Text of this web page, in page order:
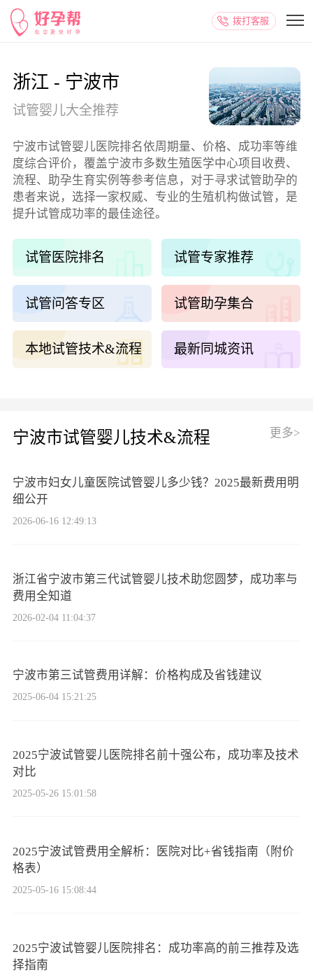
拨打客服
浙江 - 宁波市
试管婴儿大全推荐
宁波市试管婴儿医院排名依周期量、价格、成功率等维
度综合评价，覆盖宁波市多数生殖医学中心项目收费、
流程、助孕生育实例等参考信息，对于寻求试管助孕的
患者来说，选择一家权威、专业的生殖机构做试管，是
提升试管成功率的最佳途径。
试管医院排名 试管专家推荐
试管问答专区 试管助孕集合
本地试管技术&流程 最新同城资讯
宁波市试管婴儿技术&流程 更多>
宁波市妇女儿童医院试管婴儿多少钱？2025最新费用明
细公开
2026-06-16 12:49:13
浙江省宁波市第三代试管婴儿技术助您圆梦，成功率与
费用全知道
2026-02-04 11:04:37
宁波市第三试管费用详解：价格构成及省钱建议
2025-06-04 15:21:25
2025宁波试管婴儿医院排名前十强公布，成功率及技术
对比
2025-05-26 15:01:58
2025宁波试管费用全解析：医院对比+省钱指南（附价
格表）
2025-05-16 15:08:44
2025宁波试管婴儿医院排名：成功率高的前三推荐及选
择指南